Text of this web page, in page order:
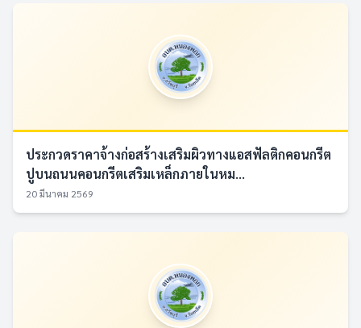
ประกวดราคาจ้างก่อสร้างเสริมผิวทางแอสฟัลติกคอนกรีต
ปูบนถนนคอนกรีตเสริมเหล็กภายในหม...
20 มีนาคม 2569